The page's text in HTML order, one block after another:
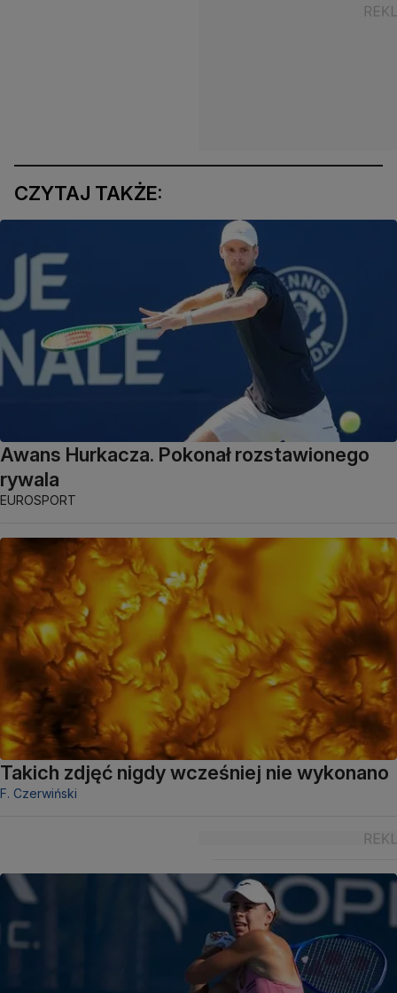
CZYTAJ TAKŻE:
Awans Hurkacza. Pokonał rozstawionego
rywala
EUROSPORT
Takich zdjęć nigdy wcześniej nie wykonano
F. Czerwiński